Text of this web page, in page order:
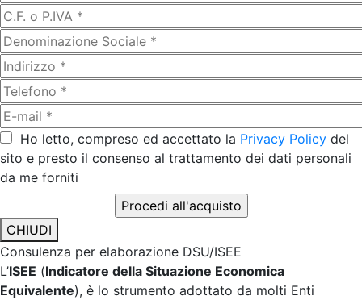
Ho letto, compreso ed accettato la Privacy Policy del
sito e presto il consenso al trattamento dei dati personali
da me forniti
CHIUDI
Consulenza per elaborazione DSU/ISEE
L’ISEE (Indicatore della Situazione Economica
Equivalente), è lo strumento adottato da molti Enti